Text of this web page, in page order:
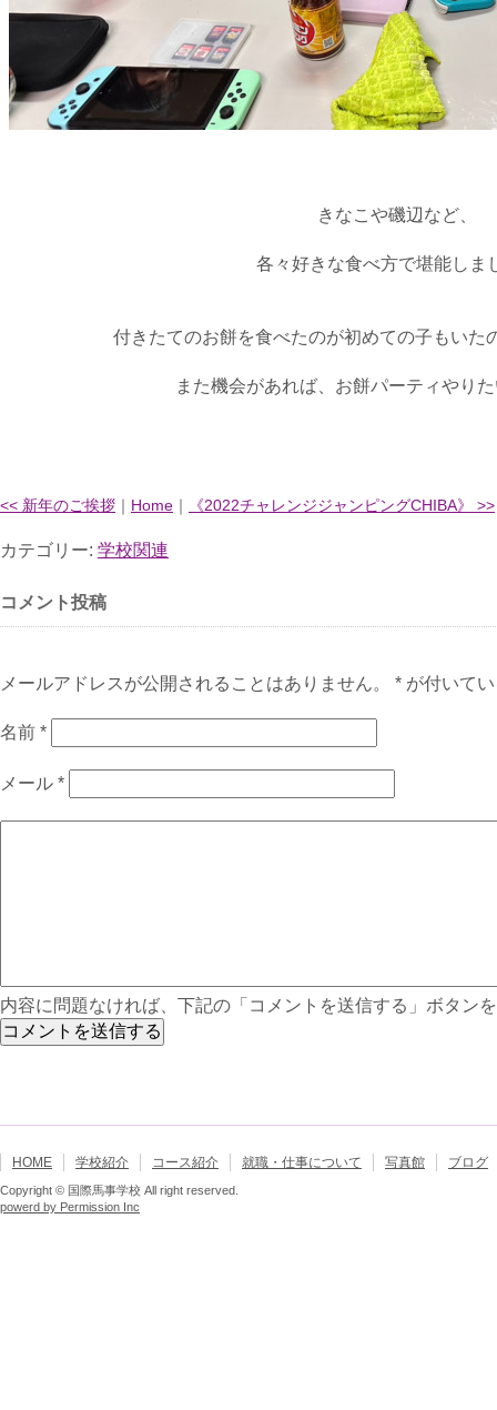
きなこや磯辺など、
各々好きな食べ方で堪能しま
付きたてのお餅を食べたのが初めての子もいた
また機会があれば、お餅パーティやり
<< 新年のご挨拶 ｜ Home ｜ 《2022チャレンジジャンピングCHIBA》 >>
カテゴリー: 学校関連
コメント投稿
メールアドレスが公開されることはありません。 * が付いて
名前 *
メール *
内容に問題なければ、下記の「コメントを送信する」ボタン
HOME 学校紹介 コース紹介 就職・仕事について 写真館 ブログ
Copyright © 国際馬事学校 All right reserved.
powerd by Permission Inc